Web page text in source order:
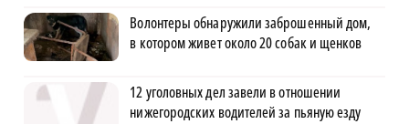
Волонтеры обнаружили заброшенный дом,
в котором живет около 20 собак и щенков
12 уголовных дел завели в отношении
нижегородских водителей за пьяную езду